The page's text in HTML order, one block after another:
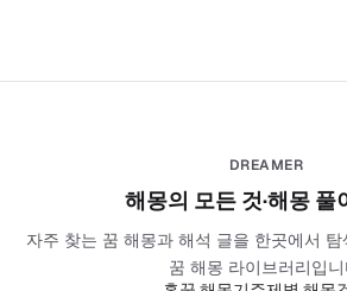
DREAMER
해몽의 모든 것·해몽 풀
자주 찾는 꿈 해몽과 해석 글을 한곳에서
꿈 해몽 라이브러리입니